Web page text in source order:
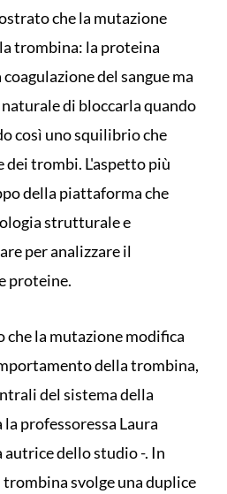
che la mutazione
trombina: la proteina
del sangue ma
di bloccarla quando
così uno squilibrio che
trombi. L'aspetto più
della piattaforma che
strutturale e
per analizzare il
proteine.
la mutazione modifica
della trombina,
del sistema della
professoressa Laura
dello studio -. In
svolge una duplice